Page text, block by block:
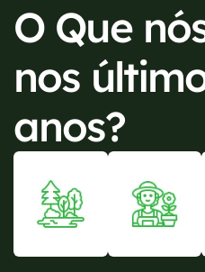
O Que
nos
anos?